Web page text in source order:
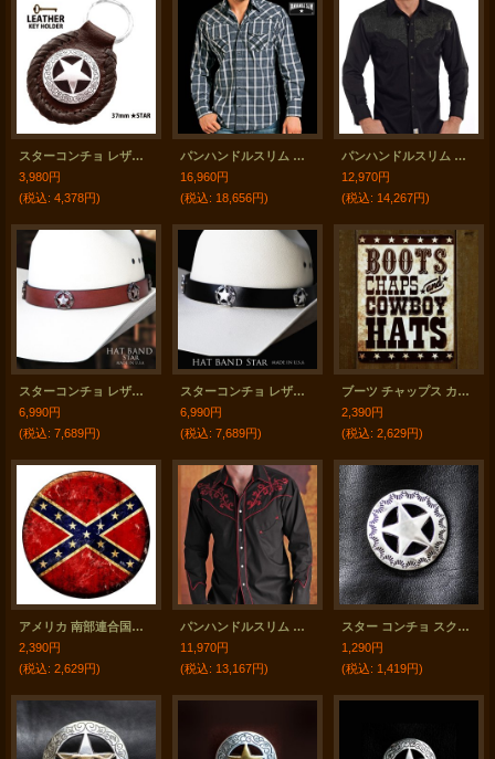
スターコンチョ レザーキーホルダー（ブラウン）/ Leather Key Fob(Brown)
3,980円
(税込: 4,378円)
パンハンドルスリム ブラック刺繍 ウエスタン シャツ（ブルー・ブラック）/Panhandle Slim Poplin Plaid Snap Front Western Shirt(Blue/Black)
16,960円
(税込: 18,656円)
パンハンドルスリム ブラックペーズリー 刺繍 ヨーク ウエスタン シャツ（長袖・ブラック）/Panhandle Slim Long Sleeve Western Shirt
12,970円
(税込: 14,267円)
スターコンチョ レザー ハット バンド（ブラウン）/Leather Hat Band(Star Concho Brown)
6,990円
(税込: 7,689円)
スターコンチョ レザー ハット バンド（ブラック）/Leather Hat Band(Star Concho Black)
6,990円
(税込: 7,689円)
ブーツ チャップス カウボーイハット メタルサイン/Metal Sign
2,390円
(税込: 2,629円)
アメリカ 南部連合国旗 メタルサイン/Metal Sign
2,390円
(税込: 2,629円)
パンハンドルスリム 刺繍 ウエスタン シャツ（ブラック・レッド/長袖）/Panhandle Slim Long Sleeve Western Shirt(Black)
11,970円
(税込: 13,167円)
スター コンチョ スクリュー 29mm（シルバー）/Concho Chicago Screw(Star)
1,290円
(税込: 1,419円)